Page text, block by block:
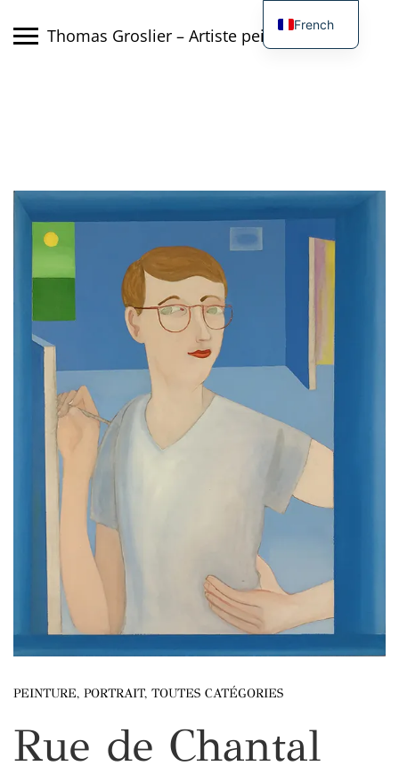
Thomas Groslier – Artiste peintre
PEINTURE, PORTRAIT, TOUTES CATÉGORIES
Rue de Chantal
French
English